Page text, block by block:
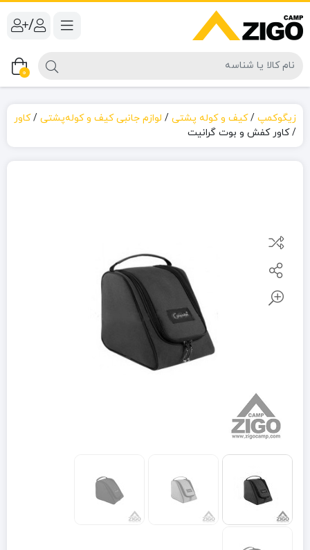
/
0
زیگوکمپ /کیف و کوله پشتی / لوازم جانبی کیف و کوله‌پشتی /کاور
/کاور کفش و بوت گرانیت